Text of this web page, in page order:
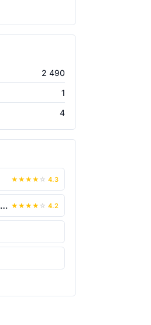
2 490
1
4
★ ★ ★ ★ ☆ 4.3
MechaniCS Оборудование ★ ★ ★ ★ ☆ 4.2